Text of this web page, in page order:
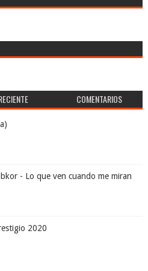
COMENTARIOS
- Lo que ven cuando me miran
2020